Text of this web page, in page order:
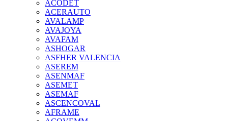
ACODET
ACERAUTO
AVALAMP
AVAJOYA
AVAFAM
ASHOGAR
ASFHER VALENCIA
ASEREM
ASENMAF
ASEMET
ASEMAF
ASCENCOVAL
AFRAME